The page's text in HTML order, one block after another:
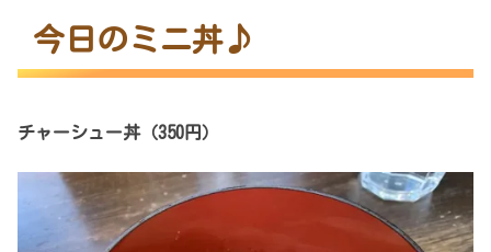
今日のミニ丼♪
チャーシュー丼（350円）